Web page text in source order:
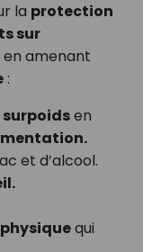
la protection
sur
en amenant
:
surpoidsen
et d’alcool.
qui